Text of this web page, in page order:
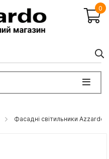
0
Фасадні світильники Azzardo